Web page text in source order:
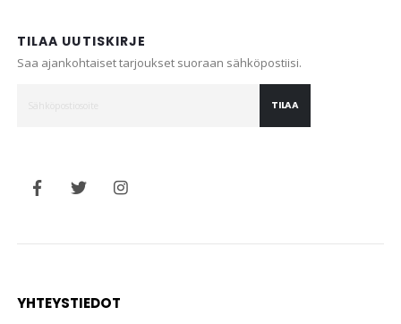
TILAA UUTISKIRJE
Saa ajankohtaiset tarjoukset suoraan sähköpostiisi.
TILAA
YHTEYSTIEDOT